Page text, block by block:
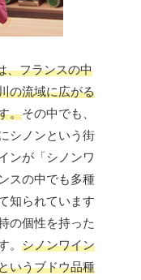
、フランスの中
の流域に広がる
。その中でも、
シノンという街
ンが「シノンワ
スの中でも多種
知られています
の個性を持った
。 シノンワイン
いうブドウ品種